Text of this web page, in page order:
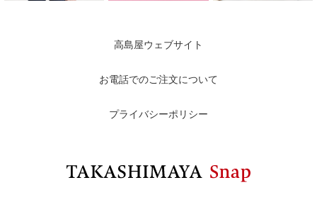
高島屋ウェブサイト
お電話でのご注文について
プライバシーポリシー